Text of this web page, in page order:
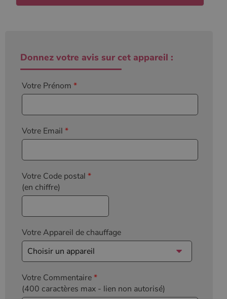
Donnez votre avis sur cet appareil :
Votre Prénom *
Votre Email *
Votre Code postal *
(en chiffre)
Votre Appareil de chauffage
Votre Commentaire*
(400 caractères max - lien non autorisé)